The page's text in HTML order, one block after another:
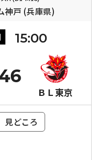
神戸 (兵庫県)
15:00
ＢＬ東京
見どころ